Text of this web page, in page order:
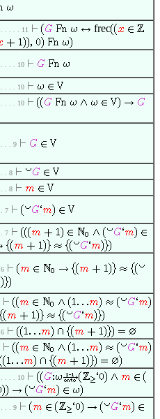
. . . . . 11 frec
. . . . 10
. . . . 10
. . . . 10
. . . 9
. . 8
. . 8
. 7
. 7
. . . . 10
. . . 9